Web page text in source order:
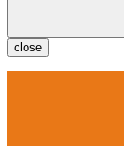
close